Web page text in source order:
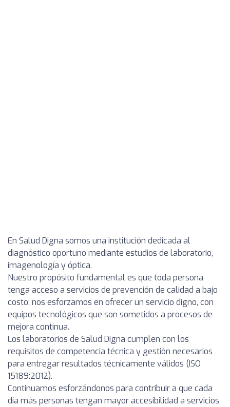
En Salud Digna somos una institución dedicada al
diagnóstico oportuno mediante estudios de laboratorio,
imagenología y óptica.
Nuestro propósito fundamental es que toda persona
tenga acceso a servicios de prevención de calidad a bajo
costo; nos esforzamos en ofrecer un servicio digno, con
equipos tecnológicos que son sometidos a procesos de
mejora continua.
Los laboratorios de Salud Digna cumplen con los
requisitos de competencia técnica y gestión necesarios
para entregar resultados técnicamente válidos (ISO
15189:2012).
Continuamos esforzándonos para contribuir a que cada
día más personas tengan mayor accesibilidad a servicios